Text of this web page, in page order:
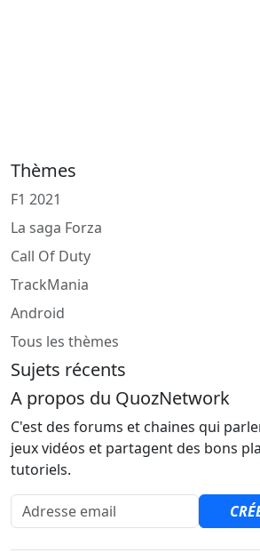
Thèmes
F1 2021
La saga Forza
Call Of Duty
TrackMania
Android
Tous les thèmes
Sujets récents
A propos du QuozNetwork
C'est des forums et chaines qui
jeux vidéos et partagent des bons
tutoriels.
Adresse email